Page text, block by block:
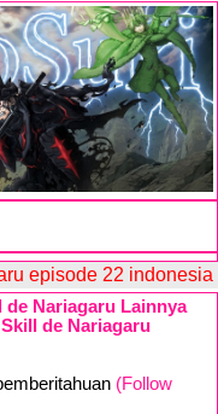
episode 22 indonesia
de Nariagaru Lainnya
de Nariagaru
(Follow